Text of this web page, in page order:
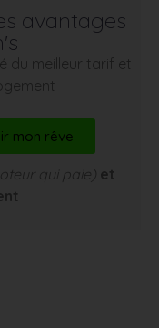
avantages
du meilleur tarif et
mon rêve
qui paie) et